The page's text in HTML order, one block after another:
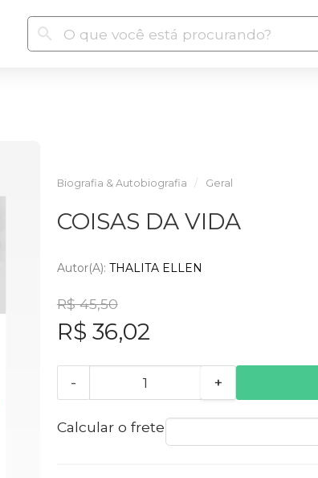
Biografia & Autobiografia Geral
COISAS DA VIDA
Autor(a): THALITA ELLEN
R$ 45,50
R$ 36,02
- +
Calcular o frete